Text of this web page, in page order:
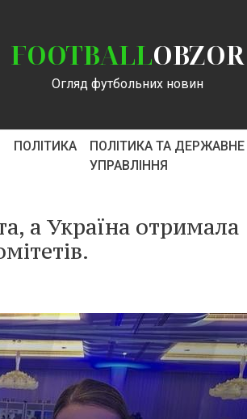
FOOTBALLOBZOR
Огляд футбольних новин
ПОЛІТИКА
ПОЛІТИКА ТА ДЕРЖАВНЕ
УПРАВЛІННЯ
а Україна отримала